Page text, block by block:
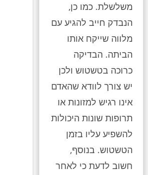
משלשלת. כמו כן,
הנבדק חייב להגיע עם
מלווה שייקח אותו
הביתה. הבדיקה
כרוכה בטשטוש ולכן
יש צורך לוודא שהאדם
אינו רגיש למזונות או
תרופות שונות היכולות
להשפיע עליו בזמן
הטשטוש. בנוסף,
חשוב לדעת כי לאחר